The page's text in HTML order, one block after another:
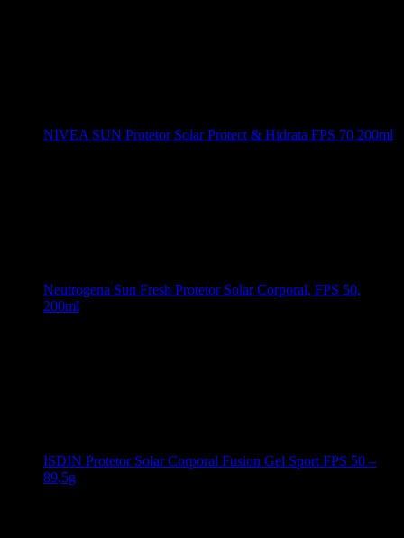
NIVEA SUN Protetor Solar Protect & Hidrata FPS 70 200ml
Neutrogena Sun Fresh Protetor Solar Corporal, FPS 50,
200ml
ISDIN Protetor Solar Corporal Fusion Gel Sport FPS 50 –
89,5g